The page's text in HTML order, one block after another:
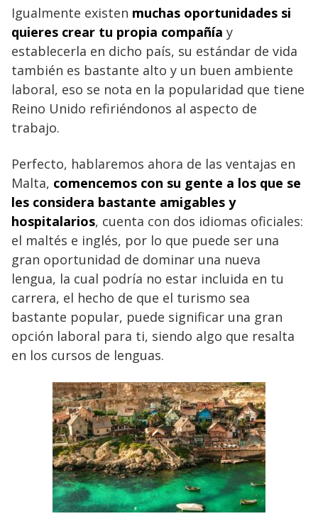
Igualmente existen muchas oportunidades si
quieres crear tu propia compañía y
establecerla en dicho país, su estándar de vida
también es bastante alto y un buen ambiente
laboral, eso se nota en la popularidad que tiene
Reino Unido refiriéndonos al aspecto de
trabajo.
Perfecto, hablaremos ahora de las ventajas en
Malta, comencemos con su gente a los que se
les considera bastante amigables y
hospitalarios, cuenta con dos idiomas oficiales:
el maltés e inglés, por lo que puede ser una
gran oportunidad de dominar una nueva
lengua, la cual podría no estar incluida en tu
carrera, el hecho de que el turismo sea
bastante popular, puede significar una gran
opción laboral para ti, siendo algo que resalta
en los cursos de lenguas.